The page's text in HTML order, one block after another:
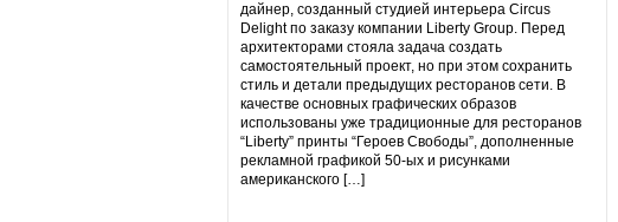
дайнер, созданный студией интерьера Circus
Delight по заказу компании Liberty Group. Перед
архитекторами стояла задача создать
самостоятельный проект, но при этом сохранить
стиль и детали предыдущих ресторанов сети. В
качестве основных графических образов
использованы уже традиционные для ресторанов
“Liberty” принты “Героев Свободы”, дополненные
рекламной графикой 50-ых и рисунками
американского […]